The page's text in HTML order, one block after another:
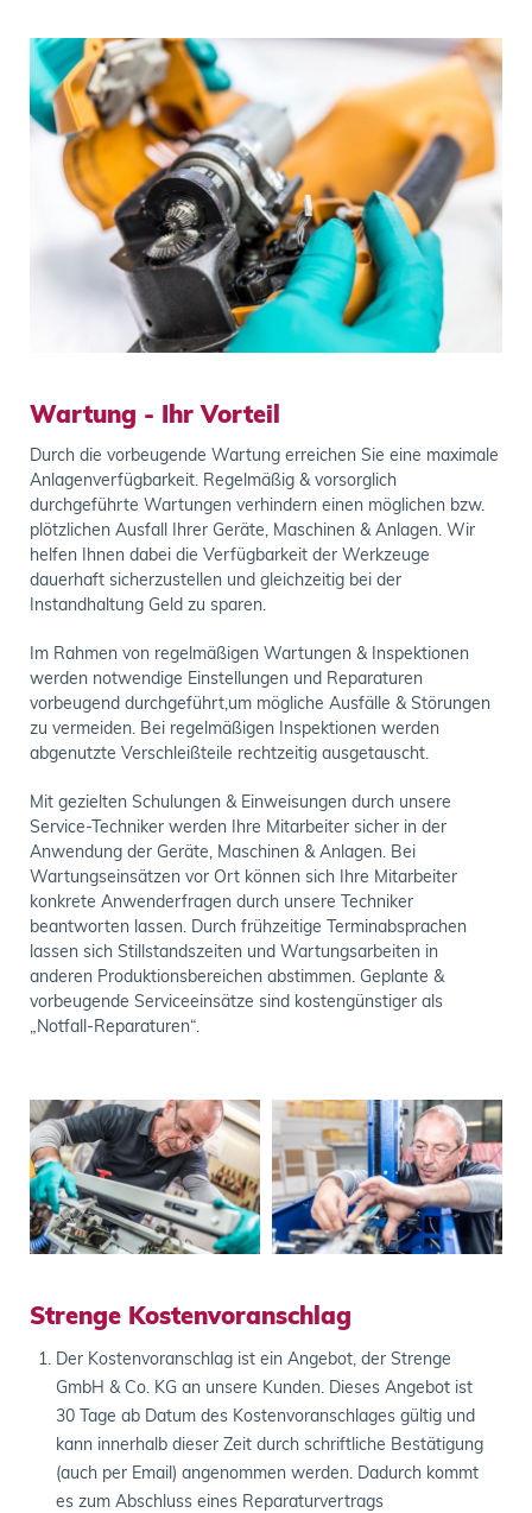
Wartung - Ihr Vorteil
Durch die vorbeugende Wartung erreichen Sie eine maximale
Anlagenverfügbarkeit. Regelmäßig & vorsorglich
durchgeführte Wartungen verhindern einen möglichen bzw.
plötzlichen Ausfall Ihrer Geräte, Maschinen & Anlagen. Wir
helfen Ihnen dabei die Verfügbarkeit der Werkzeuge
dauerhaft sicherzustellen und gleichzeitig bei der
Instandhaltung Geld zu sparen.
Im Rahmen von regelmäßigen Wartungen & Inspektionen
werden notwendige Einstellungen und Reparaturen
vorbeugend durchgeführt,um mögliche Ausfälle & Störungen
zu vermeiden. Bei regelmäßigen Inspektionen werden
abgenutzte Verschleißteile rechtzeitig ausgetauscht.
Mit gezielten Schulungen & Einweisungen durch unsere
Service-Techniker werden Ihre Mitarbeiter sicher in der
Anwendung der Geräte, Maschinen & Anlagen. Bei
Wartungseinsätzen vor Ort können sich Ihre Mitarbeiter
konkrete Anwenderfragen durch unsere Techniker
beantworten lassen. Durch frühzeitige Terminabsprachen
lassen sich Stillstandszeiten und Wartungsarbeiten in
anderen Produktionsbereichen abstimmen. Geplante &
vorbeugende Serviceeinsätze sind kostengünstiger als
„Notfall-Reparaturen“.
Strenge Kostenvoranschlag
Der Kostenvoranschlag ist ein Angebot, der Strenge
GmbH & Co. KG an unsere Kunden. Dieses Angebot ist
30 Tage ab Datum des Kostenvoranschlages gültig und
kann innerhalb dieser Zeit durch schriftliche Bestätigung
(auch per Email) angenommen werden. Dadurch kommt
es zum Abschluss eines Reparaturvertrags